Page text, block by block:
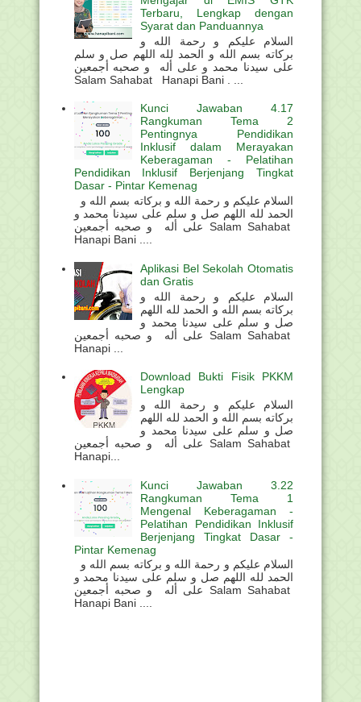
Terbaru, Lengkap dengan
Syarat dan Panduannya
السلام عليكم و رحمة الله و
بركاته بسم الله و الحمد لله اللهم صل و سلم
على سيدنا محمد و على أله و صحبه أجمعين
Salam Sahabat Hanapi Bani . ...
Kunci Jawaban 4.17
Rangkuman Tema 2
Pentingnya Pendidikan
Inklusif dalam Merayakan
Keberagaman - Pelatihan
Pendidikan Inklusif Berjenjang Tingkat
Dasar - Pintar Kemenag
الحمد لله اللهم صل و سلم على سيدنا محمد و
على أله و صحبه أجمعين Salam Sahabat
Hanapi Bani ....
Aplikasi Bel Sekolah Otomatis
dan Gratis
السلام عليكم و رحمة الله و
بركاته بسم الله و الحمد لله اللهم
صل و سلم على سيدنا محمد و
على أله و صحبه أجمعين Salam Sahabat
Hanapi ...
Download Bukti Fisik PKKM
Lengkap
السلام عليكم و رحمة الله و
بركاته بسم الله و الحمد لله اللهم
صل و سلم على سيدنا محمد و
على أله و صحبه أجمعين Salam Sahabat
Hanapi...
Kunci Jawaban 3.22
Rangkuman Tema 1
Mengenal Keberagaman -
Pelatihan Pendidikan Inklusif
Berjenjang Tingkat Dasar -
Pintar Kemenag
الحمد لله اللهم صل و سلم على سيدنا محمد و
على أله و صحبه أجمعين Salam Sahabat
Hanapi Bani ....